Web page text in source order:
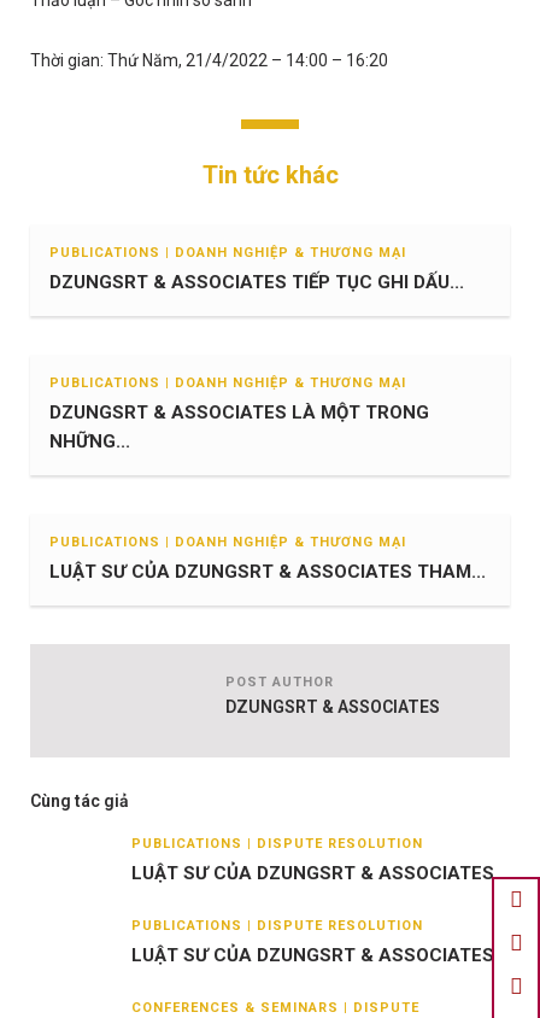
Thời gian: Thứ Năm, 21/4/2022 – 14:00 – 16:20
Tin tức khác
PUBLICATIONS | DOANH NGHIỆP & THƯƠNG MẠI
DZUNGSRT & ASSOCIATES TIẾP TỤC GHI DẤU...
PUBLICATIONS | DOANH NGHIỆP & THƯƠNG MẠI
DZUNGSRT & ASSOCIATES LÀ MỘT TRONG
NHỮNG...
PUBLICATIONS | DOANH NGHIỆP & THƯƠNG MẠI
LUẬT SƯ CỦA DZUNGSRT & ASSOCIATES THAM...
POST AUTHOR
DZUNGSRT & ASSOCIATES
Cùng tác giả
PUBLICATIONS | DISPUTE RESOLUTION
LUẬT SƯ CỦA DZUNGSRT & ASSOCIATES...
PUBLICATIONS | DISPUTE RESOLUTION
LUẬT SƯ CỦA DZUNGSRT & ASSOCIATES...
CONFERENCES & SEMINARS | DISPUTE